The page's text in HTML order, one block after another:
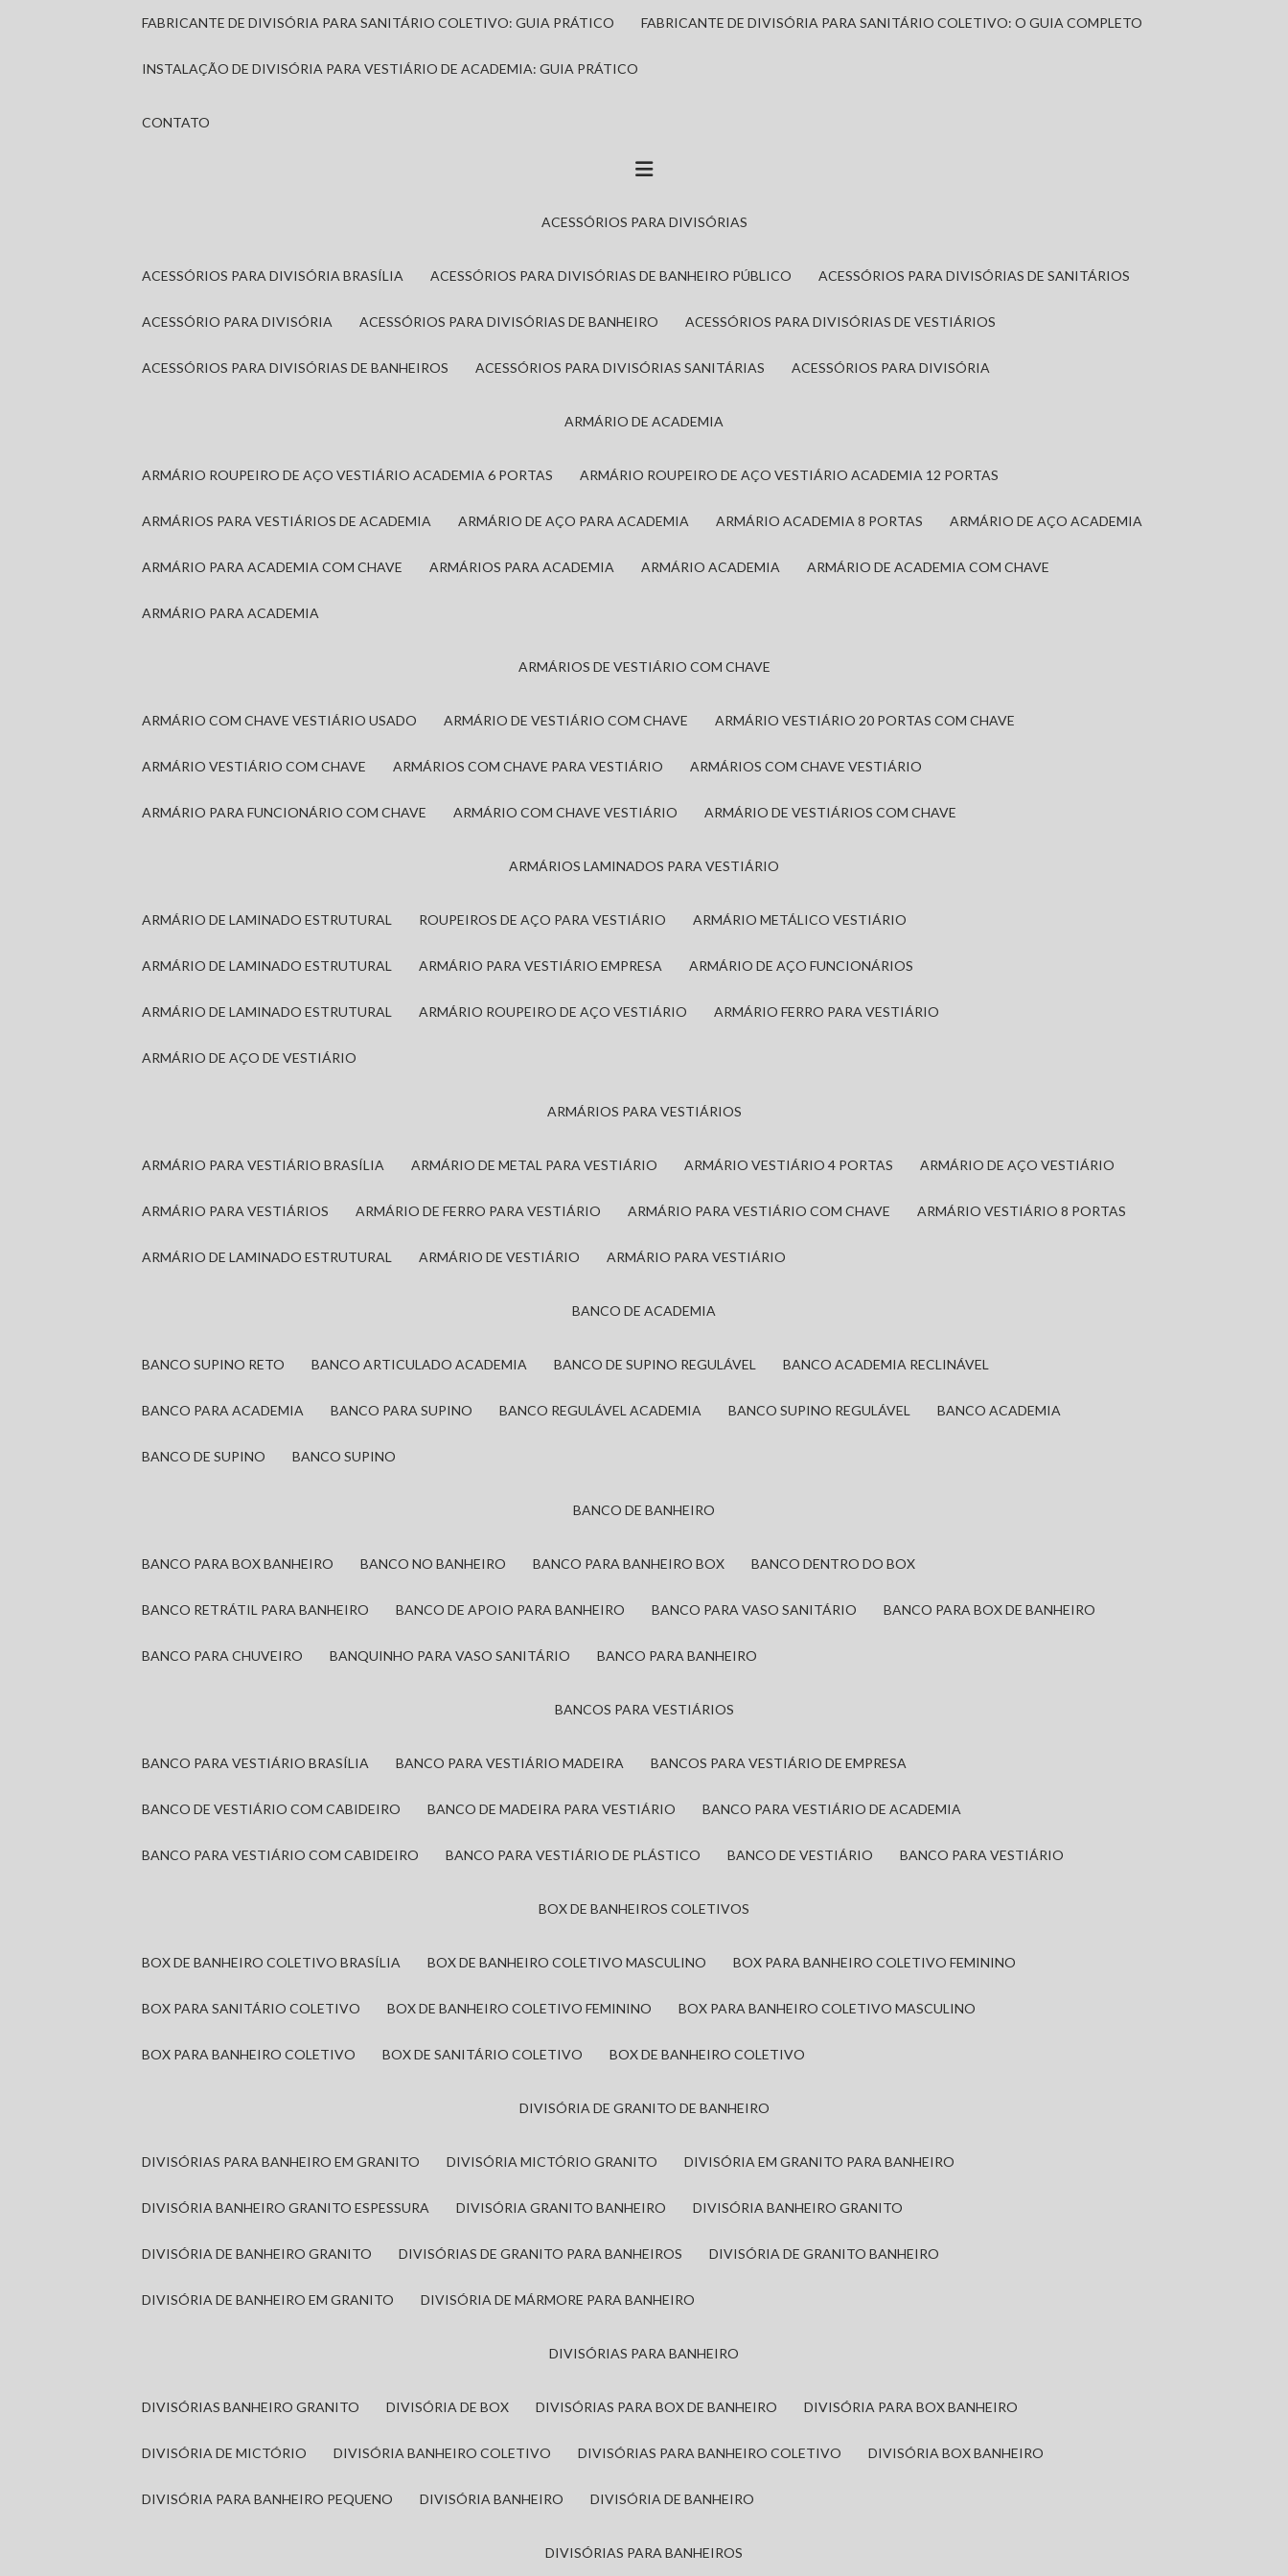
FABRICANTE DE DIVISÓRIA PARA SANITÁRIO COLETIVO: GUIA PRÁTICO FABRICANTE DE DIVISÓRIA PARA SANITÁRIO COLETIVO: O GUIA COMPLETO
INSTALAÇÃO DE DIVISÓRIA PARA VESTIÁRIO DE ACADEMIA: GUIA PRÁTICO
CONTATO
ACESSÓRIOS PARA DIVISÓRIAS
ACESSÓRIOS PARA DIVISÓRIA BRASÍLIA ACESSÓRIOS PARA DIVISÓRIAS DE BANHEIRO PÚBLICO ACESSÓRIOS PARA DIVISÓRIAS DE SANITÁRIOS
ACESSÓRIO PARA DIVISÓRIA ACESSÓRIOS PARA DIVISÓRIAS DE BANHEIRO ACESSÓRIOS PARA DIVISÓRIAS DE VESTIÁRIOS
ACESSÓRIOS PARA DIVISÓRIAS DE BANHEIROS ACESSÓRIOS PARA DIVISÓRIAS SANITÁRIAS ACESSÓRIOS PARA DIVISÓRIA
ARMÁRIO DE ACADEMIA
ARMÁRIO ROUPEIRO DE AÇO VESTIÁRIO ACADEMIA 6 PORTAS ARMÁRIO ROUPEIRO DE AÇO VESTIÁRIO ACADEMIA 12 PORTAS
ARMÁRIOS PARA VESTIÁRIOS DE ACADEMIA ARMÁRIO DE AÇO PARA ACADEMIA ARMÁRIO ACADEMIA 8 PORTAS ARMÁRIO DE AÇO ACADEMIA
ARMÁRIO PARA ACADEMIA COM CHAVE ARMÁRIOS PARA ACADEMIA ARMÁRIO ACADEMIA ARMÁRIO DE ACADEMIA COM CHAVE
ARMÁRIO PARA ACADEMIA
ARMÁRIOS DE VESTIÁRIO COM CHAVE
ARMÁRIO COM CHAVE VESTIÁRIO USADO ARMÁRIO DE VESTIÁRIO COM CHAVE ARMÁRIO VESTIÁRIO 20 PORTAS COM CHAVE
ARMÁRIO VESTIÁRIO COM CHAVE ARMÁRIOS COM CHAVE PARA VESTIÁRIO ARMÁRIOS COM CHAVE VESTIÁRIO
ARMÁRIO PARA FUNCIONÁRIO COM CHAVE ARMÁRIO COM CHAVE VESTIÁRIO ARMÁRIO DE VESTIÁRIOS COM CHAVE
ARMÁRIOS LAMINADOS PARA VESTIÁRIO
ARMÁRIO DE LAMINADO ESTRUTURAL ROUPEIROS DE AÇO PARA VESTIÁRIO ARMÁRIO METÁLICO VESTIÁRIO
ARMÁRIO DE LAMINADO ESTRUTURAL ARMÁRIO PARA VESTIÁRIO EMPRESA ARMÁRIO DE AÇO FUNCIONÁRIOS
ARMÁRIO DE LAMINADO ESTRUTURAL ARMÁRIO ROUPEIRO DE AÇO VESTIÁRIO ARMÁRIO FERRO PARA VESTIÁRIO
ARMÁRIO DE AÇO DE VESTIÁRIO
ARMÁRIOS PARA VESTIÁRIOS
ARMÁRIO PARA VESTIÁRIO BRASÍLIA ARMÁRIO DE METAL PARA VESTIÁRIO ARMÁRIO VESTIÁRIO 4 PORTAS ARMÁRIO DE AÇO VESTIÁRIO
ARMÁRIO PARA VESTIÁRIOS ARMÁRIO DE FERRO PARA VESTIÁRIO ARMÁRIO PARA VESTIÁRIO COM CHAVE ARMÁRIO VESTIÁRIO 8 PORTAS
ARMÁRIO DE LAMINADO ESTRUTURAL ARMÁRIO DE VESTIÁRIO ARMÁRIO PARA VESTIÁRIO
BANCO DE ACADEMIA
BANCO SUPINO RETO BANCO ARTICULADO ACADEMIA BANCO DE SUPINO REGULÁVEL BANCO ACADEMIA RECLINÁVEL
BANCO PARA ACADEMIA BANCO PARA SUPINO BANCO REGULÁVEL ACADEMIA BANCO SUPINO REGULÁVEL BANCO ACADEMIA
BANCO DE SUPINO BANCO SUPINO
BANCO DE BANHEIRO
BANCO PARA BOX BANHEIRO BANCO NO BANHEIRO BANCO PARA BANHEIRO BOX BANCO DENTRO DO BOX
BANCO RETRÁTIL PARA BANHEIRO BANCO DE APOIO PARA BANHEIRO BANCO PARA VASO SANITÁRIO BANCO PARA BOX DE BANHEIRO
BANCO PARA CHUVEIRO BANQUINHO PARA VASO SANITÁRIO BANCO PARA BANHEIRO
BANCOS PARA VESTIÁRIOS
BANCO PARA VESTIÁRIO BRASÍLIA BANCO PARA VESTIÁRIO MADEIRA BANCOS PARA VESTIÁRIO DE EMPRESA
BANCO DE VESTIÁRIO COM CABIDEIRO BANCO DE MADEIRA PARA VESTIÁRIO BANCO PARA VESTIÁRIO DE ACADEMIA
BANCO PARA VESTIÁRIO COM CABIDEIRO BANCO PARA VESTIÁRIO DE PLÁSTICO BANCO DE VESTIÁRIO BANCO PARA VESTIÁRIO
BOX DE BANHEIROS COLETIVOS
BOX DE BANHEIRO COLETIVO BRASÍLIA BOX DE BANHEIRO COLETIVO MASCULINO BOX PARA BANHEIRO COLETIVO FEMININO
BOX PARA SANITÁRIO COLETIVO BOX DE BANHEIRO COLETIVO FEMININO BOX PARA BANHEIRO COLETIVO MASCULINO
BOX PARA BANHEIRO COLETIVO BOX DE SANITÁRIO COLETIVO BOX DE BANHEIRO COLETIVO
DIVISÓRIA DE GRANITO DE BANHEIRO
DIVISÓRIAS PARA BANHEIRO EM GRANITO DIVISÓRIA MICTÓRIO GRANITO DIVISÓRIA EM GRANITO PARA BANHEIRO
DIVISÓRIA BANHEIRO GRANITO ESPESSURA DIVISÓRIA GRANITO BANHEIRO DIVISÓRIA BANHEIRO GRANITO
DIVISÓRIA DE BANHEIRO GRANITO DIVISÓRIAS DE GRANITO PARA BANHEIROS DIVISÓRIA DE GRANITO BANHEIRO
DIVISÓRIA DE BANHEIRO EM GRANITO DIVISÓRIA DE MÁRMORE PARA BANHEIRO
DIVISÓRIAS PARA BANHEIRO
DIVISÓRIAS BANHEIRO GRANITO DIVISÓRIA DE BOX DIVISÓRIAS PARA BOX DE BANHEIRO DIVISÓRIA PARA BOX BANHEIRO
DIVISÓRIA DE MICTÓRIO DIVISÓRIA BANHEIRO COLETIVO DIVISÓRIAS PARA BANHEIRO COLETIVO DIVISÓRIA BOX BANHEIRO
DIVISÓRIA PARA BANHEIRO PEQUENO DIVISÓRIA BANHEIRO DIVISÓRIA DE BANHEIRO
DIVISÓRIAS PARA BANHEIROS